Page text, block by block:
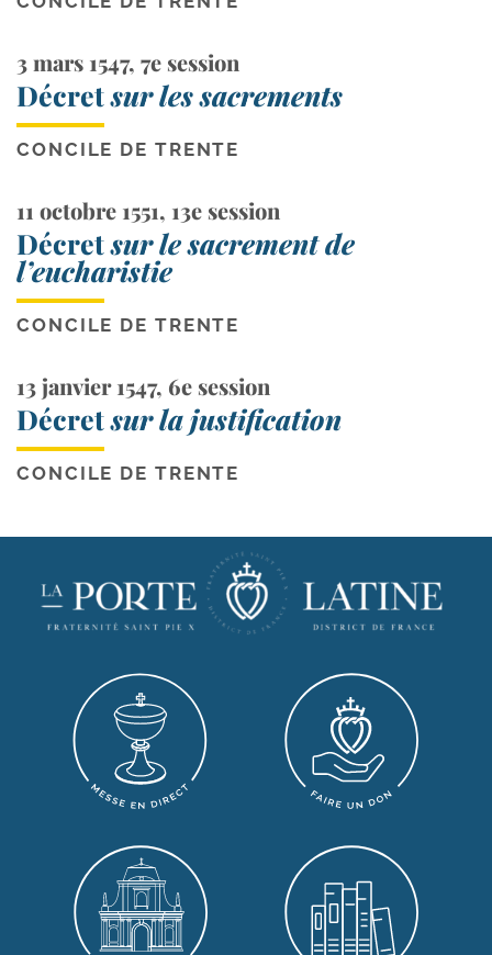
3 mars 1547, 7e session
Décretsur les sacrements
CONCILE DE TRENTE
11 octobre 1551, 13e session
Décretsur le sacrement de
l’eucharistie
CONCILE DE TRENTE
13 janvier 1547, 6e session
Décretsur la justification
CONCILE DE TRENTE